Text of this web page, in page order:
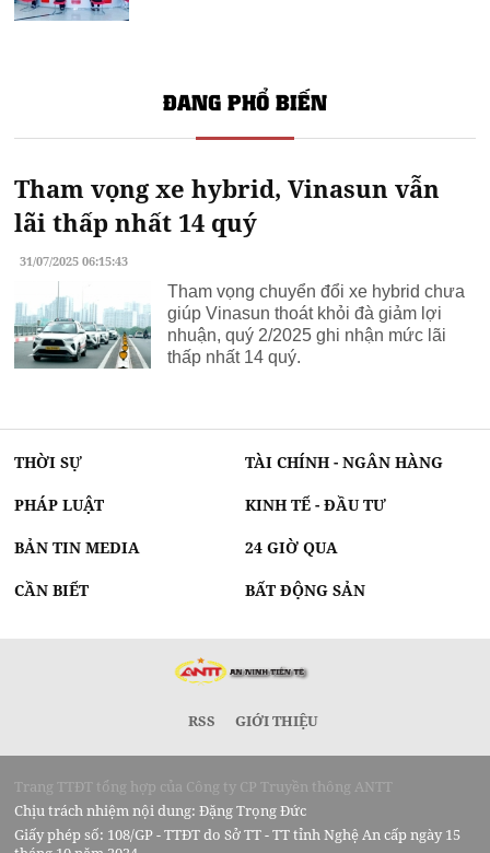
ĐANG PHỔ BIẾN
Tham vọng xe hybrid, Vinasun vẫn
lãi thấp nhất 14 quý
31/07/2025 06:15:43
Tham vọng chuyển đổi xe hybrid chưa
giúp Vinasun thoát khỏi đà giảm lợi
nhuận, quý 2/2025 ghi nhận mức lãi
thấp nhất 14 quý.
THỜI SỰ TÀI CHÍNH - NGÂN HÀNG
PHÁP LUẬT KINH TẾ - ĐẦU TƯ
BẢN TIN MEDIA 24 GIỜ QUA
CẦN BIẾT BẤT ĐỘNG SẢN
RSS GIỚI THIỆU
Trang TTĐT tổng hợp của Công ty CP Truyền thông ANTT
Chịu trách nhiệm nội dung: Đặng Trọng Đức
Giấy phép số: 108/GP - TTĐT do Sở TT - TT tỉnh Nghệ An cấp ngày 15